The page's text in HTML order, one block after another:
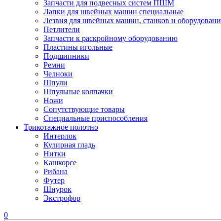
Запчасти для подвесных систем ПШМ
Лапки для швейных машин специальные
Лезвия для швейных машин, станков и
Петлители
Запчасти к раскройному оборудованию
Пластины игольные
Подшипники
Ремни
Челноки
Шпули
Шпульные колпачки
Ножи
Сопутствующие товары
Специальные приспособления
Трикотажное полотно
Интерлок
Кулирная гладь
Нитки
Кашкорсе
Рибана
Футер
Шнурок
Экстрофор
0